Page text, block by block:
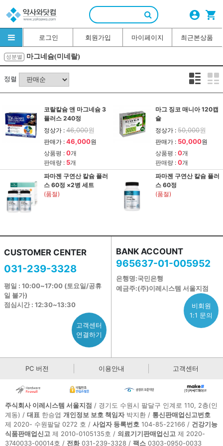
account_circle shopping_cart
로그인 회원가입 마이페이지 최근본상품
성분별 마그네슘(미네랄)
정렬
코랄칼슘 앤 마그네슘 3
플러스 240정
정상가 :46,000원
판매가 :46,000원
상품평 :0개
판매량 : 5개
마그 징코 매니아 120캡
슐
정상가 :50,000원
판매가 : 50,000원
상품평 :0개
판매량 :0개
파마젠 구연산 칼슘 플러
스 60정 ×2병 세트
(품절)
파마젠 구연산 칼슘 플러
스 60정
(품절)
CUSTOMER CENTER
031-239-3328
평일 : 10:00~17:00 (토요일/공휴
일 불가)
점심시간 : 12:30~13:30
고객센터
연결하기
BANK ACCOUNT
965637-01-005952
은행명:국민은행
예금주:(주)이레시스템 서울지점
비회원
1:1 문의
PC 버전 이용안내 고객센터
주식회사 이레시스템 서울지점 / 경기도 수원시 팔달구 인계로 110, 2층(인
계동) / 대표 한승엽 개인정보 보호 책임자박지환 / 통신판매업신고번호
제 2020- 수원팔달 0272 호 / 사업자 등록번호 104-85-22166 / 건강기능
식품판매업신고 제 2010-0105135호 / 의료기기판매업신고 제 2020-
3740033-00014호 / 전화031-239-3328 / 팩스 0303-0950-0033